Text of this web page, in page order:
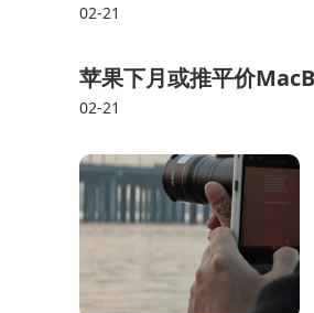
厂商新机数量的统计图，
02-21
苹果下月或推平价
02-21